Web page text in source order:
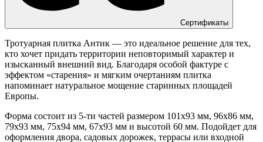
Сертификаты
Тротуарная плитка Антик — это идеальное решение для тех,
кто хочет придать территории неповторимый характер и
изысканный внешний вид. Благодаря особой фактуре с
эффектом «старения» и мягким очертаниям плитка
напоминает натуральное мощение старинных площадей
Европы.
Форма состоит из 5-ти частей размером 101х93 мм, 96х86 мм,
79х93 мм, 75х94 мм, 67х93 мм и высотой 60 мм. Подойдет для
оформления двора, садовых дорожек, террасы или входной